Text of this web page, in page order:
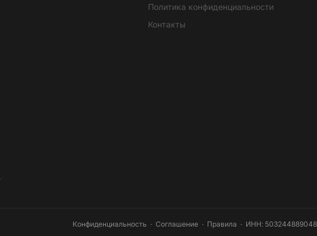
Политика конфиденциальности
Контакты
Конфиденциальность · Соглашение · Правила · ИНН: 503244889048